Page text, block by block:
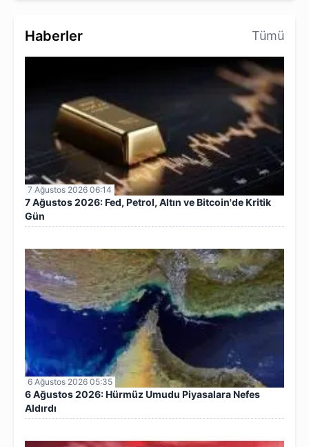
Haberler Tümü
7 Ağustos 2026 06:14
7 Ağustos 2026: Fed, Petrol, Altın ve Bitcoin'de Kritik
Gün
6 Ağustos 2026 05:35
6 Ağustos 2026: Hürmüz Umudu Piyasalara Nefes
Aldırdı